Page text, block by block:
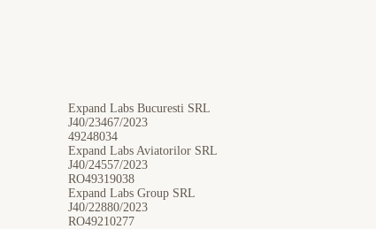
Expand Labs Bucuresti SRL
J40/23467/2023
49248034
Expand Labs Aviatorilor SRL
J40/24557/2023
RO49319038
Expand Labs Group SRL
J40/22880/2023
RO49210277